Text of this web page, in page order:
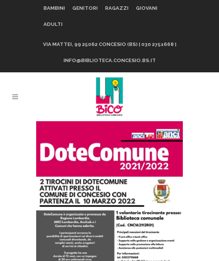
BAMBINI GENITORI RAGAZZI GIOVANI
ADULTI
VIA MATTEI, 99 25062 CONCESIO (BS) | 030 2751668 |
INFO@BIBLIOTECA.CONCESIO.BS.IT